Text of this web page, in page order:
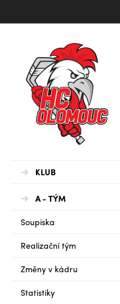
KLUB
A - TÝM
Soupiska
Realizační tým
Změny v kádru
Statistiky